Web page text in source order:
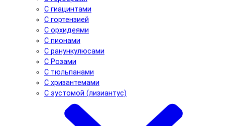
С гиацинтами
С гортензией
С орхидеями
С пионами
С ранункулюсами
С Розами
С тюльпанами
С хризантемами
С эустомой (лизиантус)